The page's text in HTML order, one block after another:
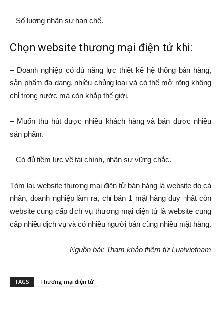
– Số luợng nhân sự hạn chế.
Chọn website thương mại điện tử khi:
– Doanh nghiệp có đủ năng lực thiết kế hệ thống bán hàng,
sản phẩm đa dạng, nhiều chủng loại và có thể mở rộng không
chỉ trong nước mà còn khắp thế giới.
– Muốn thu hút được nhiều khách hàng và bán được nhiều
sản phẩm.
– Có đủ tiềm lực về tài chính, nhân sự vững chắc.
Tóm lại, website thương mại điện tử bán hàng là website do cá
nhân, doanh nghiệp làm ra, chỉ bán 1 mặt hàng duy nhất còn
website cung cấp dịch vụ thương mại điện tử là website cung
cấp nhiều dịch vụ và có nhiều người bán cùng nhiều mặt hàng.
Nguồn bài: Tham khảo thêm từ Luatvietnam
TAGS Thương mại điện tử